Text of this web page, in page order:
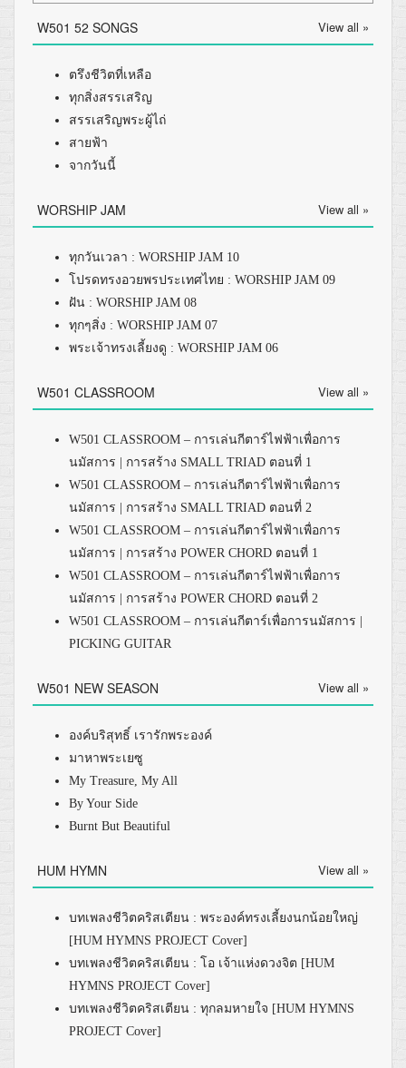
W501 52 SONGS View all »
ตรึงชีวิตที่เหลือ
ทุกสิ่งสรรเสริญ
สรรเสริญพระผู้ไถ่
สายฟ้า
จากวันนี้
WORSHIP JAM View all »
ทุกวันเวลา : WORSHIP JAM 10
โปรดทรงอวยพรประเทศไทย : WORSHIP JAM 09
ฝัน : WORSHIP JAM 08
ทุกๆสิ่ง : WORSHIP JAM 07
พระเจ้าทรงเลี้ยงดู : WORSHIP JAM 06
W501 CLASSROOM View all »
W501 CLASSROOM – การเล่นกีตาร์ไฟฟ้าเพื่อการ
นมัสการ | การสร้าง SMALL TRIAD ตอนที่ 1
W501 CLASSROOM – การเล่นกีตาร์ไฟฟ้าเพื่อการ
นมัสการ | การสร้าง SMALL TRIAD ตอนที่ 2
W501 CLASSROOM – การเล่นกีตาร์ไฟฟ้าเพื่อการ
นมัสการ | การสร้าง POWER CHORD ตอนที่ 1
W501 CLASSROOM – การเล่นกีตาร์ไฟฟ้าเพื่อการ
นมัสการ | การสร้าง POWER CHORD ตอนที่ 2
W501 CLASSROOM – การเล่นกีตาร์เพื่อการนมัสการ |
PICKING GUITAR
W501 NEW SEASON View all »
องค์บริสุทธิ์ เรารักพระองค์
มาหาพระเยซู
My Treasure, My All
By Your Side
Burnt But Beautiful
HUM HYMN View all »
บทเพลงชีวิตคริสเตียน : พระองค์ทรงเลี้ยงนกน้อยใหญ่
[HUM HYMNS PROJECT Cover]
บทเพลงชีวิตคริสเตียน : โอ เจ้าแห่งดวงจิต [HUM
HYMNS PROJECT Cover]
บทเพลงชีวิตคริสเตียน : ทุกลมหายใจ [HUM HYMNS
PROJECT Cover]